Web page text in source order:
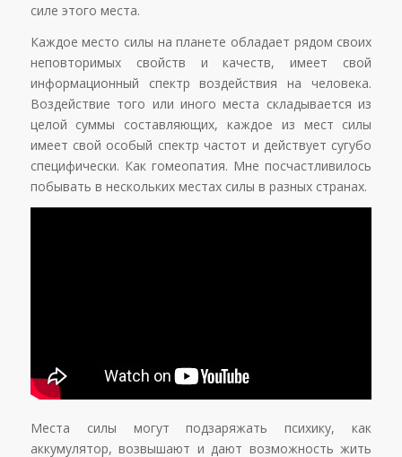
силе этого места.
Каждое место силы на планете обладает рядом своих
неповторимых свойств и качеств, имеет свой
информационный спектр воздействия на человека.
Воздействие того или иного места складывается из
целой суммы составляющих, каждое из мест силы
имеет свой особый спектр частот и действует сугубо
специфически. Как гомеопатия. Мне посчастливилось
побывать в нескольких местах силы в разных странах.
Места силы могут подзаряжать психику, как
аккумулятор, возвышают и дают возможность жить